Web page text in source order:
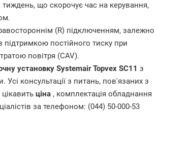
що скорочує час на керування,
(R) підключенням, залежно
постійного тиску при
повітря (CAV).
установку Systemair Topvex SC11 з
консультації з питань, пов'язаних з
ціна , комплектація обладнання
за телефоном: (044) 50-000-53